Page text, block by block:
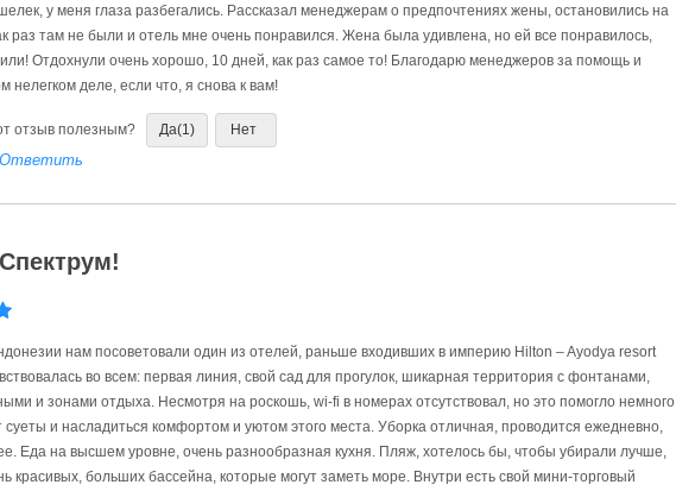
у меня глаза разбегались. Рассказал менеджерам о предпочтениях жены, остановились на
раз там не были и отель мне очень понравился. Жена была удивлена, но ей все понравилось,
Отдохнули очень хорошо, 10 дней, как раз самое то! Благодарю менеджеров за помощь и
нелегком деле, если что, я снова к вам!
отзыв полезным? Да(1) Нет
Ответить
нам посоветовали один из отелей, раньше входивших в империю Hilton – Ayodya resort
во всем: первая линия, свой сад для прогулок, шикарная территория с фонтанами,
и зонами отдыха. Несмотря на роскошь, wi-fi в номерах отсутствовал, но это помогло немного
суеты и насладиться комфортом и уютом этого места. Уборка отличная, проводится ежедневно,
Еда на высшем уровне, очень разнообразная кухня. Пляж, хотелось бы, чтобы убирали лучше,
красивых, больших бассейна, которые могут заметь море. Внутри есть свой мини-торговый